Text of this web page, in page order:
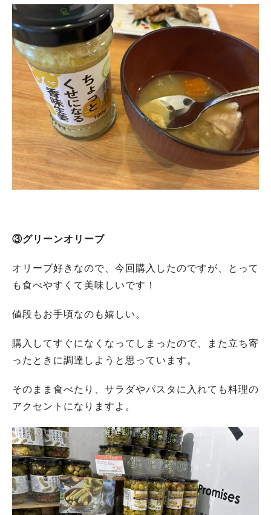
③グリーンオリーブ
オリーブ好きなので、今回購入したのですが、とって
も食べやすくて美味しいです！
値段もお手頃なのも嬉しい。
購入してすぐになくなってしまったので、また立ち寄
ったときに調達しようと思っています。
そのまま食べたり、サラダやパスタに入れても料理の
アクセントになりますよ。